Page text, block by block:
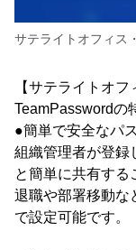
サテライトオフィス
【サテライトオ
TeamPasswordの
●簡単で安全なパ
組織管理者が登録
と簡単に共有する
退職や部署移動な
で設定可能です。